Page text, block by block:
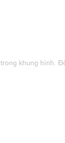
khung hình.